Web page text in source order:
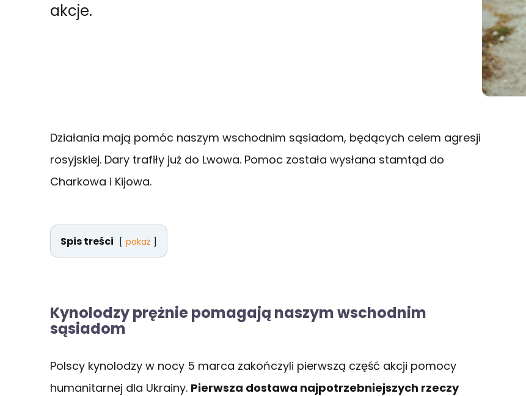
akcje.
Działania mają pomóc naszym wschodnim sąsiadom, będących celem agresji
rosyjskiej. Dary trafiły już do Lwowa. Pomoc została wysłana stamtąd do
Charkowa i Kijowa.
Spis treści pokaż
Kynolodzy prężnie pomagają naszym wschodnim
sąsiadom
Polscy kynolodzy w nocy 5 marca zakończyli pierwszą część akcji pomocy
humanitarnej dla Ukrainy. Pierwsza dostawa najpotrzebniejszych rzeczy